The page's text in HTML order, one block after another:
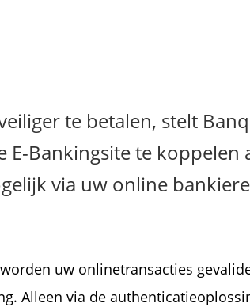
te betalen, stelt
E-Bankingsite te
via uw online
uw onlinetransacties
Alleen via de